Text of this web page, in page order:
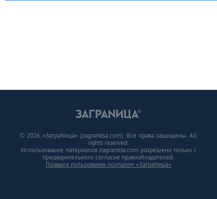
© 2026 «ЗаграNица» (zagranitsa.com). Все права защищены. All
rights reserved.
Использование материалов zagranitsa.com разрешено только с
предварительного согласия правообладателей.
Правила пользования порталом «ЗаграNица»